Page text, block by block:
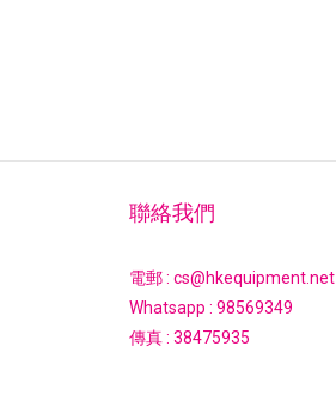
聯絡我們
電郵 : cs@hkequipment.net
Whatsapp : 98569349
傳真 : 38475935